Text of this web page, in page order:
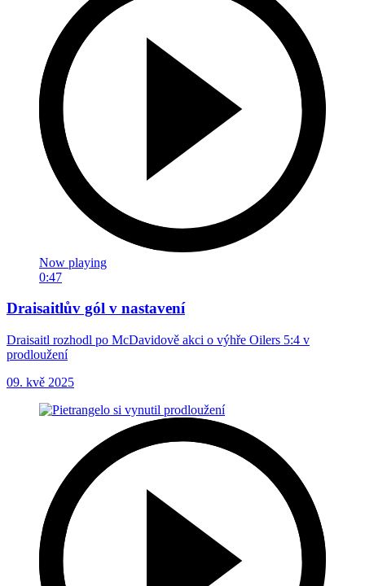
Now playing
0:47
Draisaitlův gól v nastavení
Draisaitl rozhodl po McDavidově akci o výhře Oilers 5:4 v
prodloužení
09. kvě 2025